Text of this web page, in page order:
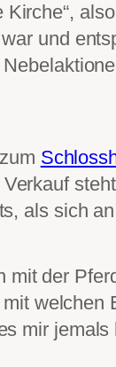
und
als sich
der
mir